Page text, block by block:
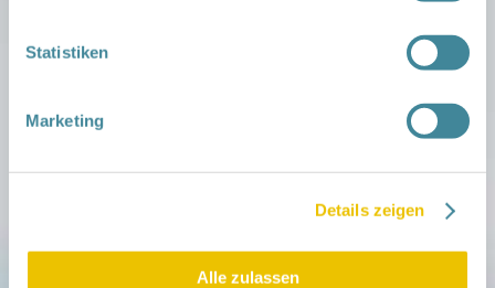
Statistiken
Marketing
Details zeigen
Alle zulassen
Juli_comp.pdf
SANA (Lauchhammer), Friedensstr. 18, 01979